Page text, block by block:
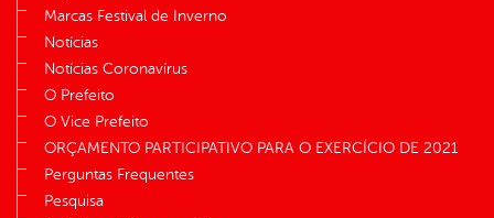
Marcas Festival de Inverno
Notícias
Notícias Coronavírus
O Prefeito
O Vice Prefeito
ORÇAMENTO PARTICIPATIVO PARA O EXERCÍCIO DE 2021
Perguntas Frequentes
Pesquisa